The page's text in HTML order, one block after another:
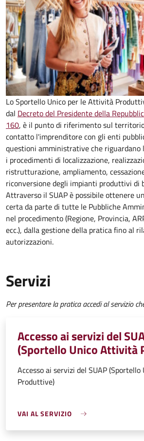
Lo Sportello Unico per le Attività
dal Decreto del Presidente della
160, è il punto di riferimento sul
contatto l'imprenditore con gli enti
questioni amministrative che riguardano
i procedimenti di localizzazione,
ristrutturazione, ampliamento,
riconversione degli impianti produttivi di
Attraverso il SUAP è possibile ottenere
certa da parte di tutte le Pubbliche
nel procedimento (Regione, Provincia,
ecc.), dalla gestione della pratica fino al
autorizzazioni.
Servizi
Per presentare la pratica accedi al servizio
Accesso ai servizi del
(Sportello Unico Attività
Accesso ai servizi del SUAP
Produttive)
VAI AL SERVIZIO